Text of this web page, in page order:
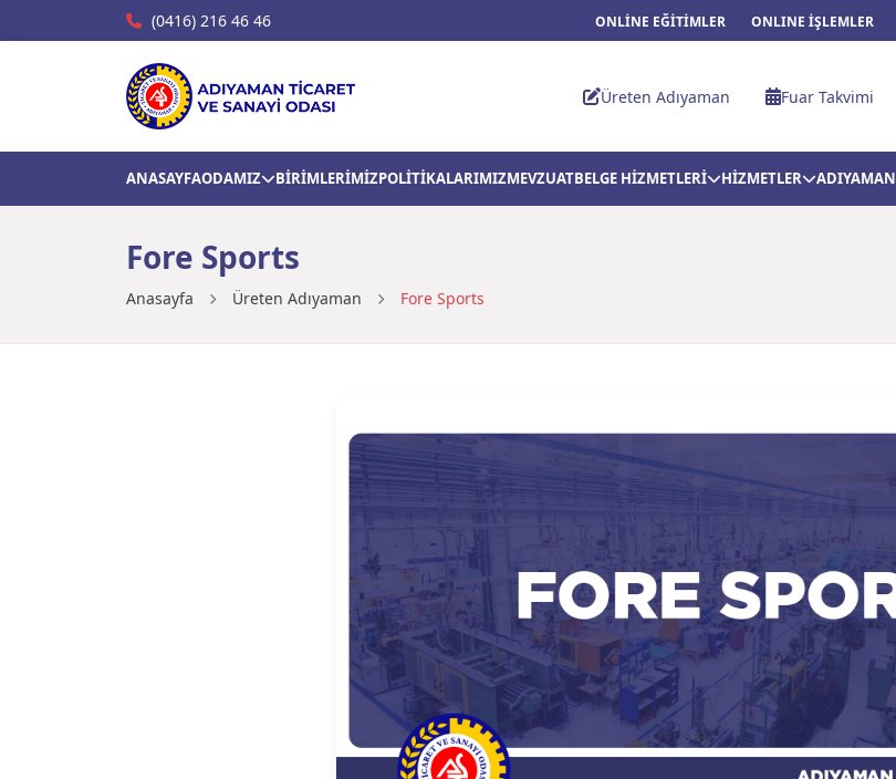
(0416) 216 46 46 ONLİNE EĞİTİMLER ONLINE İŞLEMLER
Üreten Adıyaman Fuar Takvimi
ANASAYFAODAMIZ BİRİMLERİMİZPOLİTİKALARIMIZMEVZUATBELGE HİZMETLERİ HİZMETLER ADIYAMAN
Fore Sports
Anasayfa Üreten Adıyaman Fore Sports